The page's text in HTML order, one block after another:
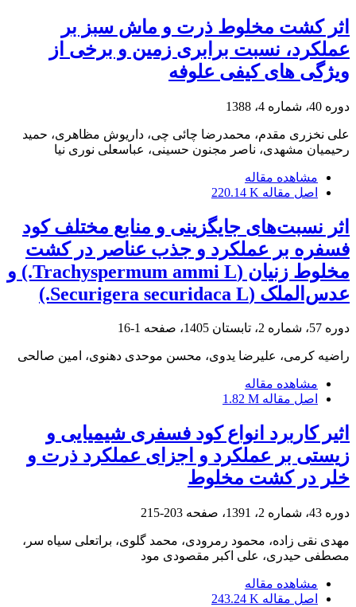
اثر کشت مخلوط ذرت و ماش سبز بر
عملکرد، نسبت برابری زمین و برخی از
ویژگی های کیفی علوفه
دوره 40، شماره 4، 1388
علی نخزری مقدم، محمدرضا چائی چی، داریوش مظاهری، حمید
رحیمیان مشهدی، ناصر مجنون حسینی، عباسعلی نوری نیا
مشاهده مقاله
اصل مقاله 220.14 K
اثر نسبت‌های جایگزینی و منابع مختلف کود
فسفره بر عملکرد و جذب عناصر در کشت
مخلوط زنیان (Trachyspermum ammi L.) و
عدس‌الملک (Securigera securidaca L.)
دوره 57، شماره 2، تابستان 1405، صفحه 1-16
راضیه کرمی، علیرضا یدوی، محسن موحدی دهنوی، امین صالحی
مشاهده مقاله
اصل مقاله 1.82 M
اثیر کاربرد انواع کود فسفری شیمیایی و
زیستی بر عملکرد و اجزای عملکرد ذرت و
خلر در کشت مخلوط
دوره 43، شماره 2، 1391، صفحه 203-215
مهدی نقی زاده، محمود رمرودی، محمد گلوی، براتعلی سیاه سر،
مصطفی حیدری، علی اکبر مقصودی مود
مشاهده مقاله
اصل مقاله 243.24 K